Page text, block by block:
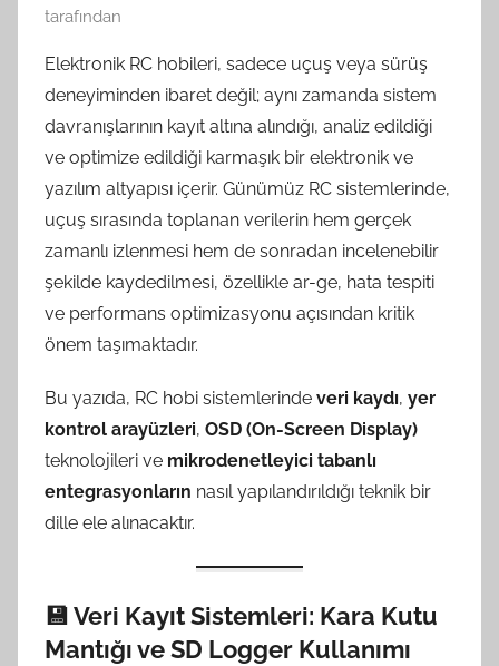
tarafından
Elektronik RC hobileri, sadece uçuş veya sürüş
deneyiminden ibaret değil; aynı zamanda sistem
davranışlarının kayıt altına alındığı, analiz edildiği
ve optimize edildiği karmaşık bir elektronik ve
yazılım altyapısı içerir. Günümüz RC sistemlerinde,
uçuş sırasında toplanan verilerin hem gerçek
zamanlı izlenmesi hem de sonradan incelenebilir
şekilde kaydedilmesi, özellikle ar-ge, hata tespiti
ve performans optimizasyonu açısından kritik
önem taşımaktadır.
Bu yazıda, RC hobi sistemlerinde veri kaydı, yer
kontrol arayüzleri, OSD (On-Screen Display)
teknolojileri ve mikrodenetleyici tabanlı
entegrasyonların nasıl yapılandırıldığı teknik bir
dille ele alınacaktır.
💾Veri Kayıt Sistemleri: Kara Kutu
Mantığı ve SD Logger Kullanımı